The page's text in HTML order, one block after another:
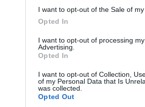
I want to opt-out of the Sale of my
Opted In
I want to opt-out of processing
Advertising.
Opted In
I want to opt-out of Collection,
of my Personal Data that Is
was collected.
Opted Out